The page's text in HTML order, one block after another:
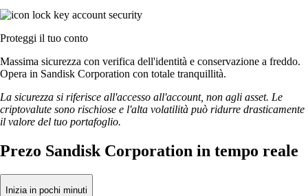
Proteggi il tuo conto
Massima sicurezza con verifica dell'identità e conservazione a freddo.
Opera in Sandisk Corporation con totale tranquillità.
La sicurezza si riferisce all'accesso all'account, non agli asset. Le
criptovalute sono rischiose e l'alta volatilità può ridurre drasticamente
il valore del tuo portafoglio.
Prezo Sandisk Corporation in tempo reale
Inizia in pochi minuti